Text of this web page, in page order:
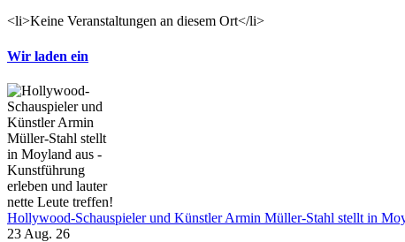
<li>Keine Veranstaltungen an diesem Ort</li>
Wir laden ein
Hollywood-Schauspieler und Künstler Armin Müller-Stahl stellt in
23 Aug. 26